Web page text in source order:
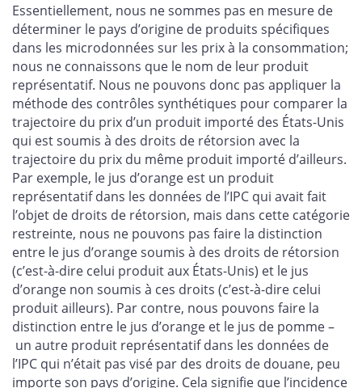
Essentiellement, nous ne sommes pas en mesure de
déterminer le pays d’origine de produits spécifiques
dans les microdonnées sur les prix à la consommation;
nous ne connaissons que le nom de leur produit
représentatif. Nous ne pouvons donc pas appliquer la
méthode des contrôles synthétiques pour comparer la
trajectoire du prix d’un produit importé des États-Unis
qui est soumis à des droits de rétorsion avec la
trajectoire du prix du même produit importé d’ailleurs.
Par exemple, le jus d’orange est un produit
représentatif dans les données de l’IPC qui avait fait
l’objet de droits de rétorsion, mais dans cette catégorie
restreinte, nous ne pouvons pas faire la distinction
entre le jus d’orange soumis à des droits de rétorsion
(c’est-à-dire celui produit aux États-Unis) et le jus
d’orange non soumis à ces droits (c’est-à-dire celui
produit ailleurs). Par contre, nous pouvons faire la
distinction entre le jus d’orange et le jus de pomme –
un autre produit représentatif dans les données de
l’IPC qui n’était pas visé par des droits de douane, peu
importe son pays d’origine. Cela signifie que l’incidence